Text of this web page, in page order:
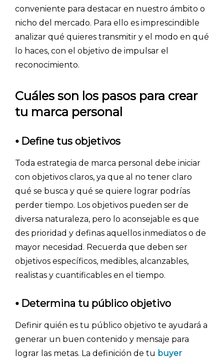
conveniente para destacar en nuestro ámbito o
nicho del mercado. Para ello es imprescindible
analizar qué quieres transmitir y el modo en qué
lo haces, con el objetivo de impulsar el
reconocimiento.
Cuáles son los pasos para crear
tu marca personal
⦁ Define tus objetivos
Toda estrategia de marca personal debe iniciar
con objetivos claros, ya que al no tener claro
qué se busca y qué se quiere lograr podrías
perder tiempo. Los objetivos pueden ser de
diversa naturaleza, pero lo aconsejable es que
des prioridad y definas aquellos inmediatos o de
mayor necesidad. Recuerda que deben ser
objetivos específicos, medibles, alcanzables,
realistas y cuantificables en el tiempo.
⦁ Determina tu público objetivo
Definir quién es tu público objetivo te ayudará a
generar un buen contenido y mensaje para
lograr las metas. La definición de tu buyer